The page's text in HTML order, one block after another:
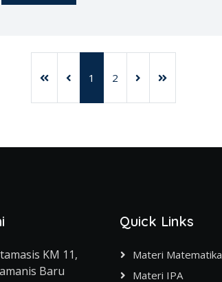
1 2
KM 11,
Baru
Quick Links
Materi Matematika
Materi IPA